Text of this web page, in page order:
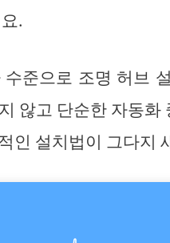
.
준으로 조명 허브
않고 단순한 자동
인 설치법이 그다지